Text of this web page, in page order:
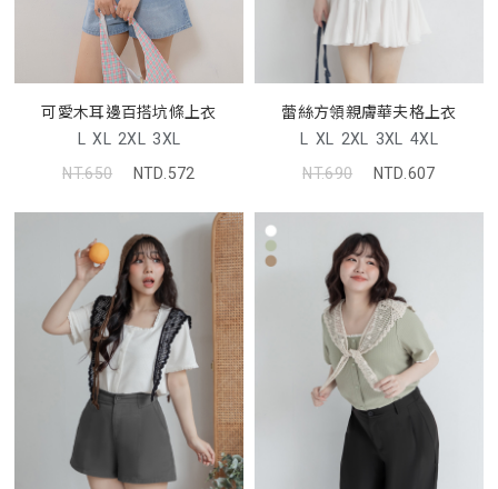
可愛木耳邊百搭坑條上衣
L XL 2XL 3XL
NT.650
NTD.572
蕾絲方領親膚華夫格上衣
L XL 2XL 3XL 4XL
NT.690
NTD.607